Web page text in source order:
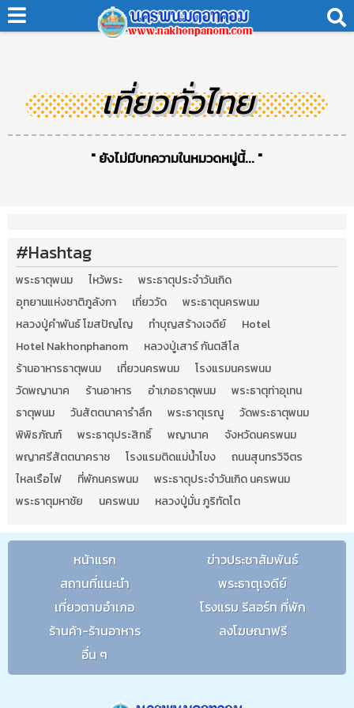
เที่ยวทั่วไทย
" ยังไม่มีบทความในหมวดหมู่นี้... "
#Hashtag
พระธาตุพนม ไหว้พระ
พระธาตุประจำวันเกิด
อุทยานแห่งชาติภูลังกา
เที่ยววัด
พระธาตุนครพนม
หลวงปู่คำพันธ์ โฆสปัญโญ
ทำบุญสร้างเจดีย์
Hotel
Hotel Nakhonphanom
หลวงปู่เสาร์ กันตสีโล
ร้านอาหารธาตุพนม
เที่ยวนครพนม
โรงแรมนครพนม
วัดพญานาค
ร้านอาหาร อำเภอธาตุพนม
พระธาตุท่าอุเทน
ธาตุพนม
วันสัตตนาคารำลึก พระธาตุเรณู
วัดพระธาตุพนม
พิพิธภัณฑ์
พระธาตุประสิทธิ์ พญานาค
จังหวัดนครพนม
พญาศรีสัตตนาคราช
โรงแรมติดแม่น้ำโขง
ถนนสุนทรวิจิตร
ไหลเรือไฟ
ที่พักนครพนม
พระธาตุประจำวันเกิด นครพนม
พระธาตุมหาชัย
นครพนม หลวงปู่มั่น ภูริทัตโต
หน้าแรก
ข่าวประชาสัมพันธ์
สถานที่แนะนำ
พระธาตุเจดีย์
เที่ยวตามอำเภอ
โรงแรม รีสอร์ท ที่พัก
ร้านค้า-ร้านอาหาร
ลงโฆษณาฟรี
อื่น ๆ